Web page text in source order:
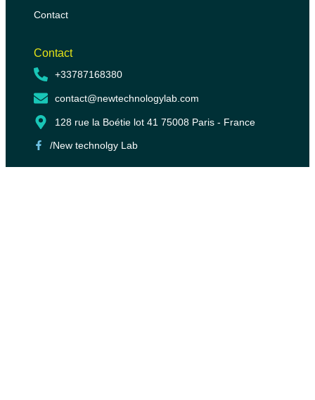
Contact
Contact
+33787168380
contact@newtechnologylab.com
128 rue la Boétie lot 41 75008 Paris - France
/New technolgy Lab